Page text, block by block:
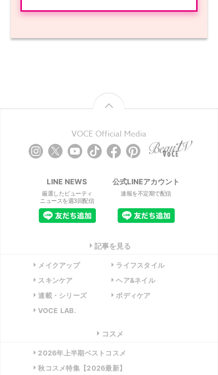
VOCE Official Media
LINE NEWS
厳選したビューティ
ニュースを週3回配信
公式LINEアカウント
速報を不定期で配信
記事を見る
メイクアップ
ライフスタイル
スキンケア
ヘア&ネイル
連載・シリーズ
ボディケア
VOCE LAB.
コスメ
2026年上半期ベストコスメ
秋コスメ特集【2026最新】